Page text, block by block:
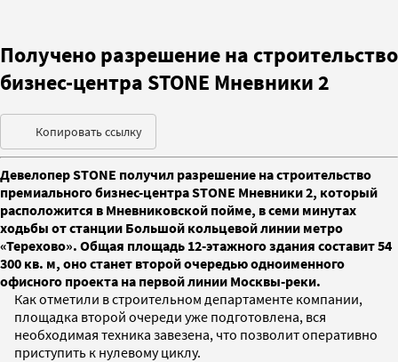
Получено разрешение на строительство
бизнес-центра STONE Мневники 2
Копировать ссылку
Девелопер STONE получил разрешение на строительство
премиального бизнес-центра STONE Мневники 2, который
расположится в Мневниковской пойме, в семи минутах
ходьбы от станции Большой кольцевой линии метро
«Терехово». Общая площадь 12-этажного здания составит 54
300 кв. м, оно станет второй очередью одноименного
офисного проекта на первой линии Москвы-реки.
Как отметили в строительном департаменте компании,
площадка второй очереди уже подготовлена, вся
необходимая техника завезена, что позволит оперативно
приступить к нулевому циклу.